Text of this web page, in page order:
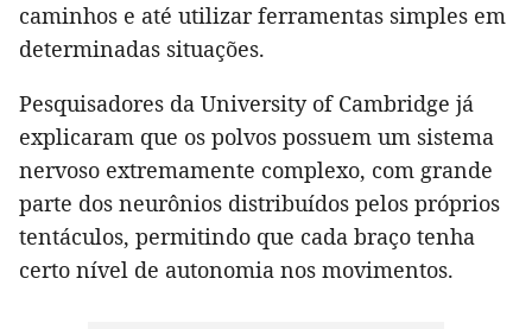
caminhos e até utilizar ferramentas simples em
determinadas situações.
Pesquisadores da University of Cambridge já
explicaram que os polvos possuem um sistema
nervoso extremamente complexo, com grande
parte dos neurônios distribuídos pelos próprios
tentáculos, permitindo que cada braço tenha
certo nível de autonomia nos movimentos.